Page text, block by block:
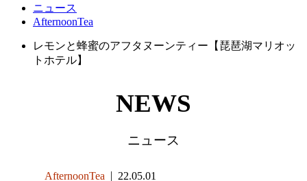
ニュース
AfternoonTea
レモンと蜂蜜のアフタヌーンティー【琵琶湖マリオッ
トホテル】
NEWS
ニュース
AfternoonTea 22.05.01